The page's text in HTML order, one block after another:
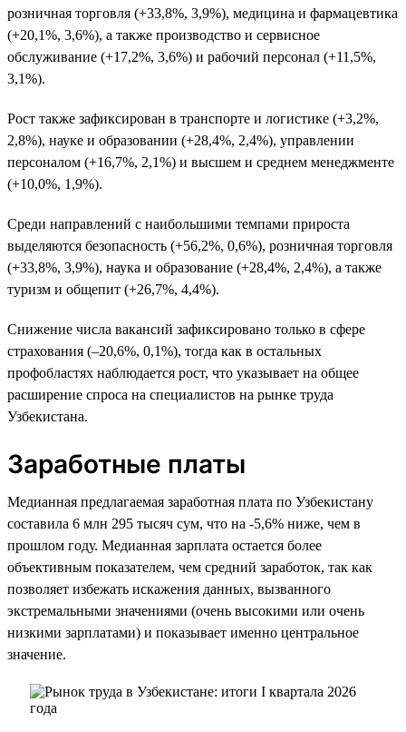
розничная торговля (+33,8%, 3,9%), медицина и фармацевтика
(+20,1%, 3,6%), а также производство и сервисное
обслуживание (+17,2%, 3,6%) и рабочий персонал (+11,5%,
3,1%).
Рост также зафиксирован в транспорте и логистике (+3,2%,
2,8%), науке и образовании (+28,4%, 2,4%), управлении
персоналом (+16,7%, 2,1%) и высшем и среднем менеджменте
(+10,0%, 1,9%).
Среди направлений с наибольшими темпами прироста
выделяются безопасность (+56,2%, 0,6%), розничная торговля
(+33,8%, 3,9%), наука и образование (+28,4%, 2,4%), а также
туризм и общепит (+26,7%, 4,4%).
Снижение числа вакансий зафиксировано только в сфере
страхования (–20,6%, 0,1%), тогда как в остальных
профобластях наблюдается рост, что указывает на общее
расширение спроса на специалистов на рынке труда
Узбекистана.
Заработные платы
Медианная предлагаемая заработная плата по Узбекистану
составила 6 млн 295 тысяч сум, что на -5,6% ниже, чем в
прошлом году. Медианная зарплата остается более
объективным показателем, чем средний заработок, так как
позволяет избежать искажения данных, вызванного
экстремальными значениями (очень высокими или очень
низкими зарплатами) и показывает именно центральное
значение.